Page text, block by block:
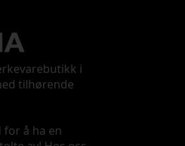
i
tilhørende
å ha en